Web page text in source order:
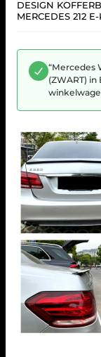
k
e
n
DESIGN
MERCEDES 212
“Mercedes
(ZWART) in